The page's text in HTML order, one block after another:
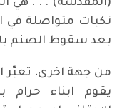
(المقدسة) . . . هي
نكبات متواصلة في
بعد سقوط الصنم
من جهة اخرى،
يقوم ابناء حرام